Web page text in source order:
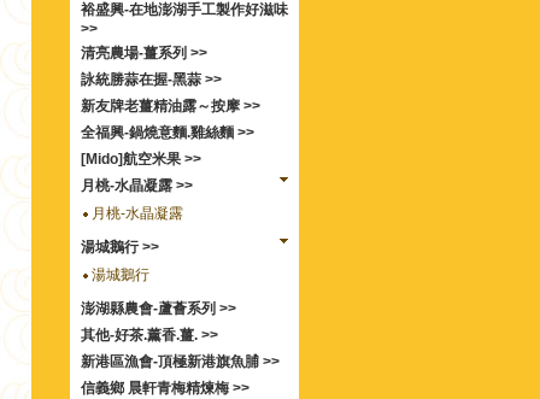
裕盛興-在地澎湖手工製作好滋味
>>
清亮農場-薑系列 >>
詠統勝蒜在握-黑蒜 >>
新友牌老薑精油露～按摩 >>
全福興-鍋燒意麵.雞絲麵 >>
[Mido]航空米果 >>
月桃-水晶凝露 >>
月桃-水晶凝露
湯城鵝行 >>
湯城鵝行
澎湖縣農會-蘆薈系列 >>
其他-好茶.薰香.薑. >>
新港區漁會-頂極新港旗魚脯 >>
信義鄉 晨軒青梅精煉梅 >>